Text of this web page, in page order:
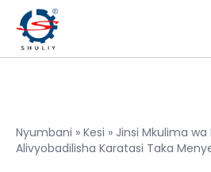
Nyumbani » Kesi » Jinsi Mkulima
Alivyobadilisha Karatasi Taka